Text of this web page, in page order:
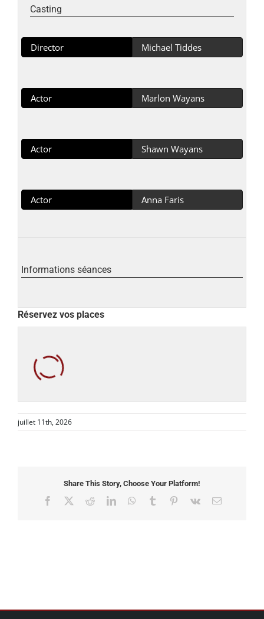
Casting
Director Michael Tiddes
Actor Marlon Wayans
Actor Shawn Wayans
Actor Anna Faris
Informations séances
Réservez vos places
juillet 11th, 2026
Share This Story, Choose Your Platform!
Facebook RedditLinkedInWhatsApp
Tumblr Pinterest
Vk Email